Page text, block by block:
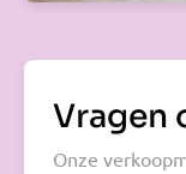
Vragen
Onze